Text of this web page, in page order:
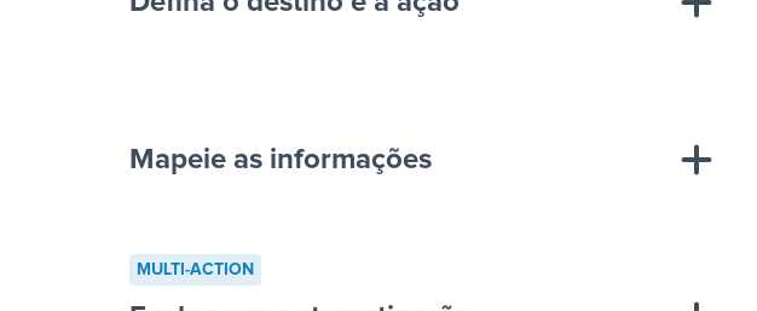
cada resposta em um anúncio”
“Adicionar dados em uma nova linha de uma
Mapeie as informações
MULTI-ACTION